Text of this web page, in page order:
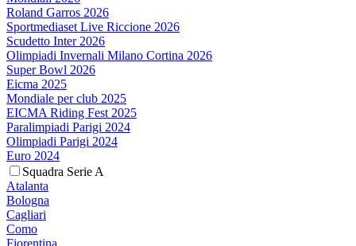
Roland Garros 2026
Sportmediaset Live Riccione 2026
Scudetto Inter 2026
Olimpiadi Invernali Milano Cortina 2026
Super Bowl 2026
Eicma 2025
Mondiale per club 2025
EICMA Riding Fest 2025
Paralimpiadi Parigi 2024
Olimpiadi Parigi 2024
Euro 2024
Squadra Serie A
Atalanta
Bologna
Cagliari
Como
Fiorentina